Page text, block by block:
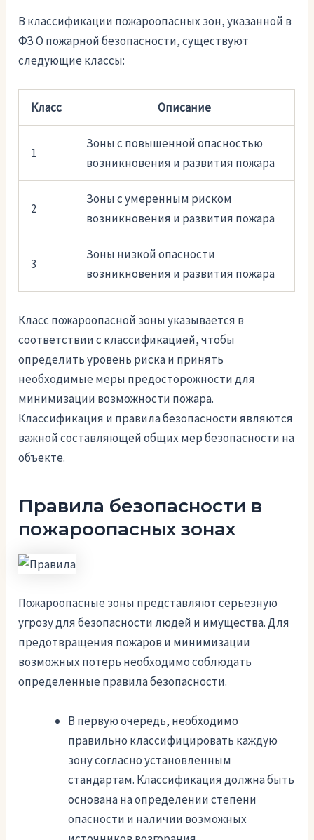
В классификации пожароопасных зон, указанной в
ФЗ О пожарной безопасности, существуют
следующие классы:
Класс Описание
1
Зоны с повышенной опасностью
возникновения и развития пожара
2
Зоны с умеренным риском
возникновения и развития пожара
3
Зоны низкой опасности
возникновения и развития пожара
Класс пожароопасной зоны указывается в
соответствии с классификацией, чтобы
определить уровень риска и принять
необходимые меры предосторожности для
минимизации возможности пожара.
Классификация и правила безопасности являются
важной составляющей общих мер безопасности на
объекте.
Правила безопасности в
пожароопасных зонах
Пожароопасные зоны представляют серьезную
угрозу для безопасности людей и имущества. Для
предотвращения пожаров и минимизации
возможных потерь необходимо соблюдать
определенные правила безопасности.
В первую очередь, необходимо
правильно классифицировать каждую
зону согласно установленным
стандартам. Классификация должна быть
основана на определении степени
опасности и наличии возможных